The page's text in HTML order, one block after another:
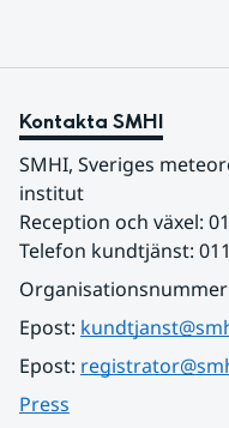
Kontakta SMHI
SMHI, Sveriges
institut
Reception och växel:
Telefon kundtjänst:
Epost:
Epost:
Press